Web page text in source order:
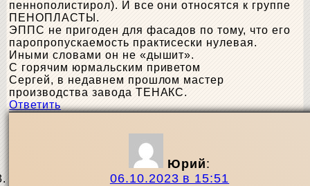
пеннополистирол). И все они относятся к группе
ПЕНОПЛАСТЫ.
ЭППС не пригоден для фасадов по тому, что его
паропропускаемость практисески нулевая.
Иными словами он не «дышит».
С горячим юрмальским приветом
Сергей, в недавнем прошлом мастер
производства завода ТЕНАКС.
Ответить
Юрий:
06.10.2023 в 15:51